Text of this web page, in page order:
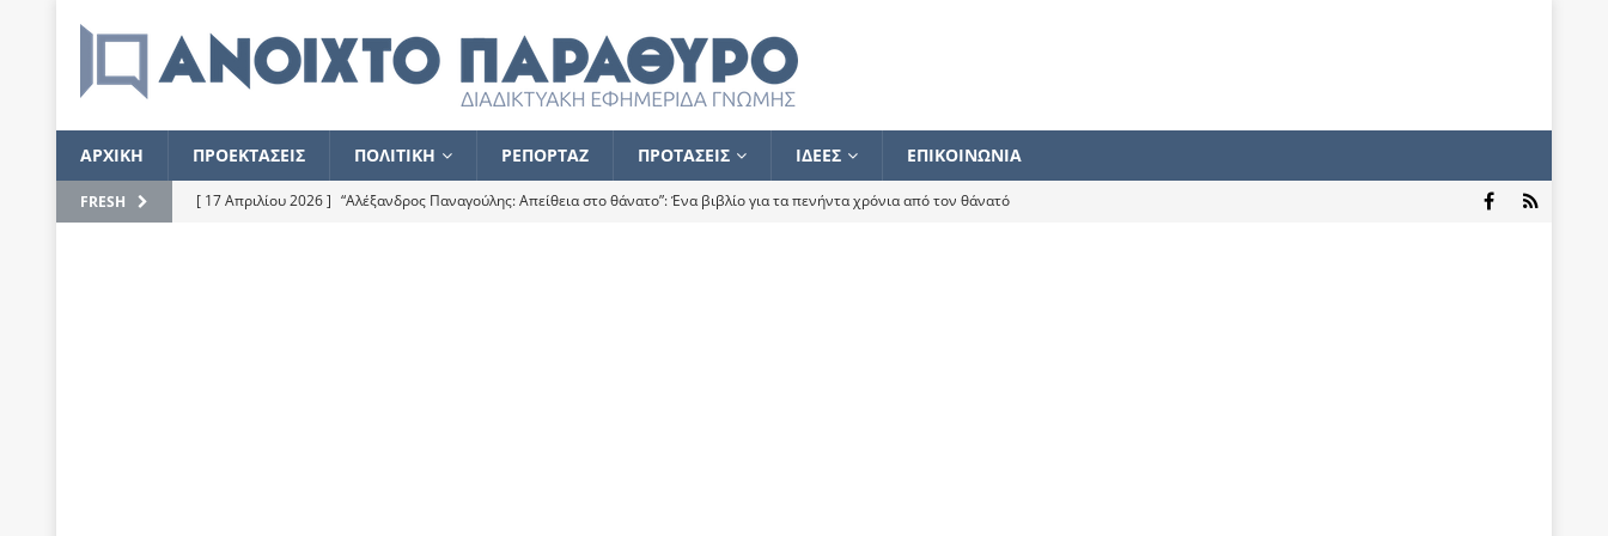
ΑΡΧΙΚΗ ΠΡΟΕΚΤΑΣΕΙΣ ΠΟΛΙΤΙΚΗ ΡΕΠΟΡΤΑΖ ΠΡΟΤΑΣΕΙΣ ΙΔΕΕΣ ΕΠΙΚΟΙΝΩΝΙΑ
FRESH [ 17 Απριλίου 2026 ] “Αλέξανδρος Παναγούλης: Απείθεια στο θάνατο”: Ένα βιβλίο για τα πενήντα χρόνια από τον θάνατό